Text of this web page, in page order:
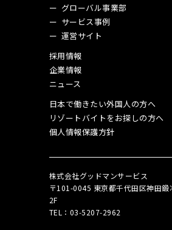
グローバル事業部
サービス事例
運営サイト
採用情報
企業情報
ニュース
日本で働きたい外国人の方へ
リゾートバイトをお探しの方へ
個人情報保護方針
株式会社グッドマンサービス
〒101-0045 東京都千代田区神田
2F
TEL：03‑5207‑2962